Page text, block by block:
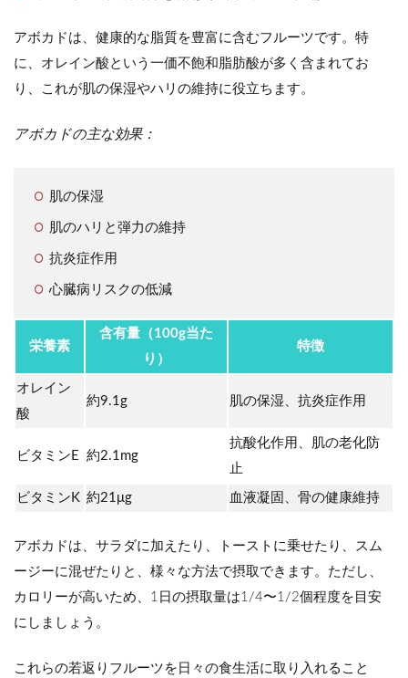
アボカドは、健康的な脂質を豊富に含むフルーツです。特
に、オレイン酸という一価不飽和脂肪酸が多く含まれてお
り、これが肌の保湿やハリの維持に役立ちます。
アボカドの主な効果：
肌の保湿
肌のハリと弾力の維持
抗炎症作用
心臓病リスクの低減
栄養素
含有量（100g当た
り）
特徴
オレイン
酸
約9.1g 肌の保湿、抗炎症作用
ビタミンE 約2.1mg
抗酸化作用、肌の老化防
止
ビタミンK 約21μg 血液凝固、骨の健康維持
アボカドは、サラダに加えたり、トーストに乗せたり、スム
ージーに混ぜたりと、様々な方法で摂取できます。ただし、
カロリーが高いため、1日の摂取量は1/4〜1/2個程度を目安
にしましょう。
これらの若返りフルーツを日々の食生活に取り入れること